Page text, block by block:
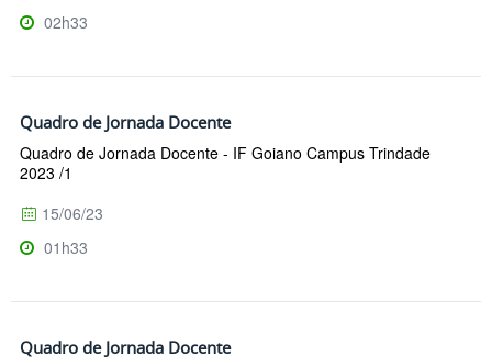
02h33
Quadro de Jornada Docente
Quadro de Jornada Docente - IF Goiano Campus Trindade
2023 /1
15/06/23
01h33
Quadro de Jornada Docente